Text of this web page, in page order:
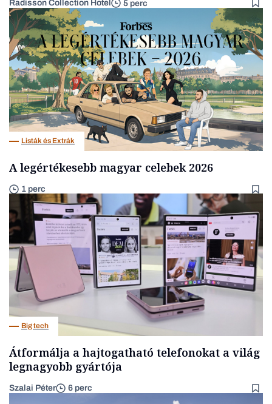
Radisson Collection Hotel 5 perc
Listák és Extrák
A legértékesebb magyar celebek 2026
1 perc
Big tech
Átformálja a hajtogatható telefonokat a világ
legnagyobb gyártója
Szalai Péter 6 perc